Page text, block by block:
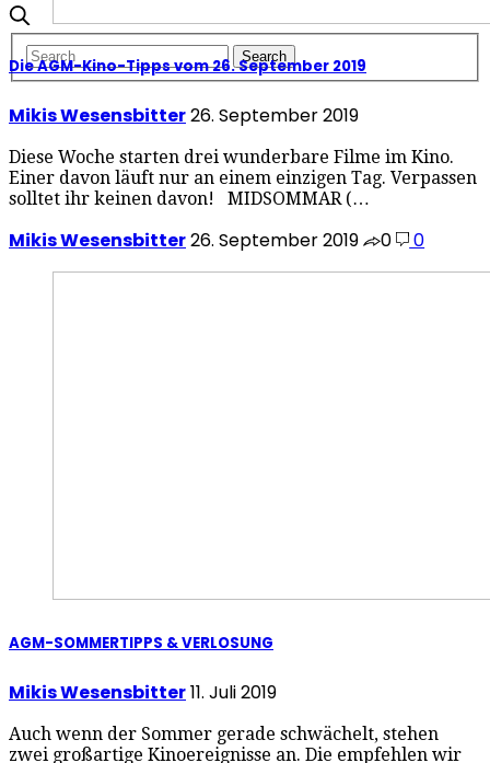
Die AGM-Kino-Tipps vom 26. September 2019
Mikis Wesensbitter26. September 2019
Diese Woche starten drei wunderbare Filme im Kino.
Einer davon läuft nur an einem einzigen Tag. Verpassen
solltet ihr keinen davon! MIDSOMMAR (…
Mikis Wesensbitter26. September 2019 0 0
AGM-SOMMERTIPPS & VERLOSUNG
Mikis Wesensbitter11. Juli 2019
Auch wenn der Sommer gerade schwächelt, stehen
zwei großartige Kinoereignisse an. Die empfehlen wir